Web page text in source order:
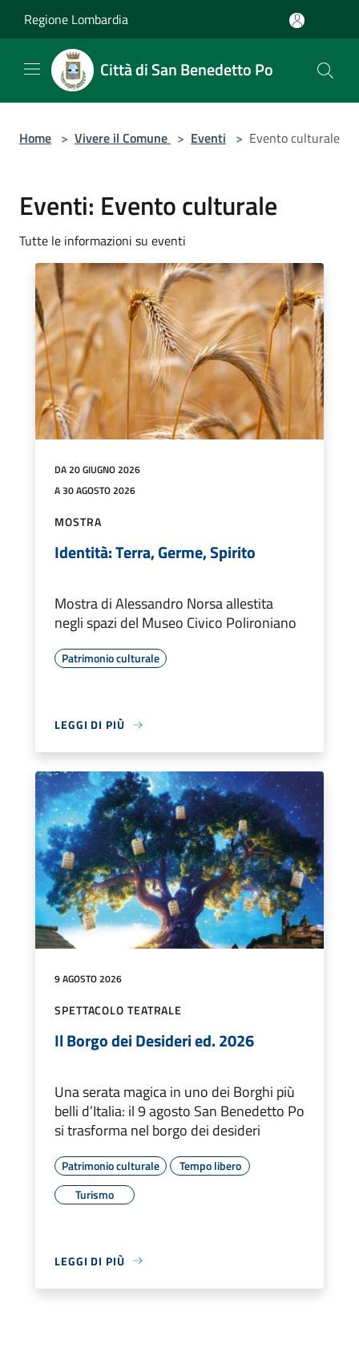
Regione Lombardia
Città di San Benedetto Po
Home > Vivere il Comune > Eventi > Evento culturale
Eventi: Evento culturale
Tutte le informazioni su eventi
DA 20 GIUGNO 2026
A 30 AGOSTO 2026
MOSTRA
Identità: Terra, Germe, Spirito
Mostra di Alessandro Norsa allestita
negli spazi del Museo Civico Polironiano
Patrimonio culturale
LEGGI DI PIÙ
9 AGOSTO 2026
SPETTACOLO TEATRALE
Il Borgo dei Desideri ed. 2026
Una serata magica in uno dei Borghi più
belli d’Italia: il 9 agosto San Benedetto Po
si trasforma nel borgo dei desideri
Patrimonio culturale
Tempo libero
Turismo
LEGGI DI PIÙ